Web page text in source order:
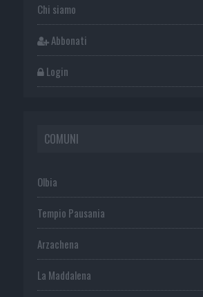
Chi siamo
Abbonati
Login
COMUNI
Olbia
Tempio Pausania
Arzachena
La Maddalena